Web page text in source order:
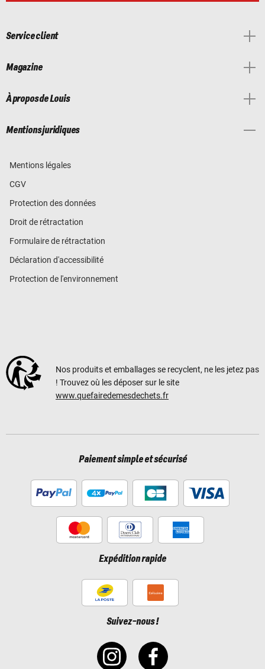
Service client
Magazine
À propos de Louis
Mentions juridiques
Mentions légales
CGV
Protection des données
Droit de rétractation
Formulaire de rétractation
Déclaration d'accessibilité
Protection de l'environnement
Nos produits et emballages se recyclent, ne les jetez pas
! Trouvez où les déposer sur le site
www.quefairedemesdechets.fr
Paiement simple et sécurisé
Expédition rapide
Suivez-nous !